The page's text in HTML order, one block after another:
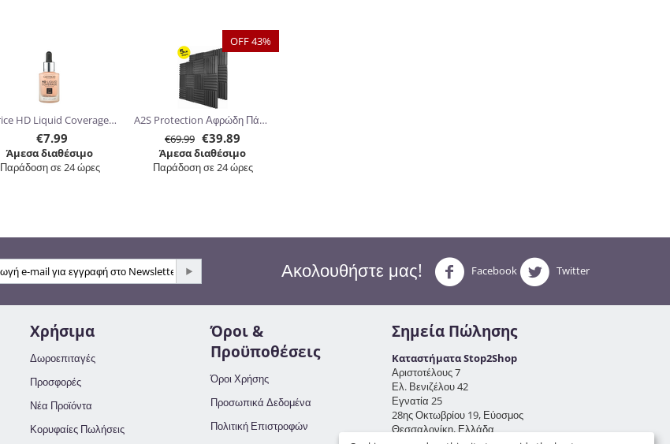
Catrice HD Liquid Coverage Foundation 30ml
€7.99
Άμεσα διαθέσιμο
Παράδοση σε 24 ώρες
OFF 43%
A2S Protection Αφρώδη Πάνελ Ηχομόνωσης 30.5 x 30.5 x 5cm 24τμχ
€69.99 €39.89
Άμεσα διαθέσιμο
Παράδοση σε 24 ώρες
Ακολουθήστε μας! Facebook Twitter
Χρήσιμα
Δωροεπιταγές
Προσφορές
Νέα Προϊόντα
Κορυφαίες Πωλήσεις
Όροι &
Προϋποθέσεις
Όροι Χρήσης
Προσωπικά Δεδομένα
Πολιτική Επιστροφών
Σημεία Πώλησης
Καταστήματα Stop2Shop
Αριστοτέλους 7
Ελ. Βενιζέλου 42
Εγνατία 25
28ης Οκτωβρίου 19, Εύοσμος
Θεσσαλονίκη, Ελλάδα